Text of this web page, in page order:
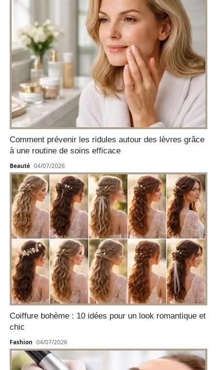
Comment prévenir les ridules autour des lèvres grâce
à une routine de soins efficace
Beauté 04/07/2026
Coiffure bohème : 10 idées pour un look romantique et
chic
Fashion 04/07/2026